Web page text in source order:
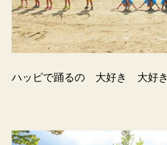
ハッピで踊るの 大好き 大好き